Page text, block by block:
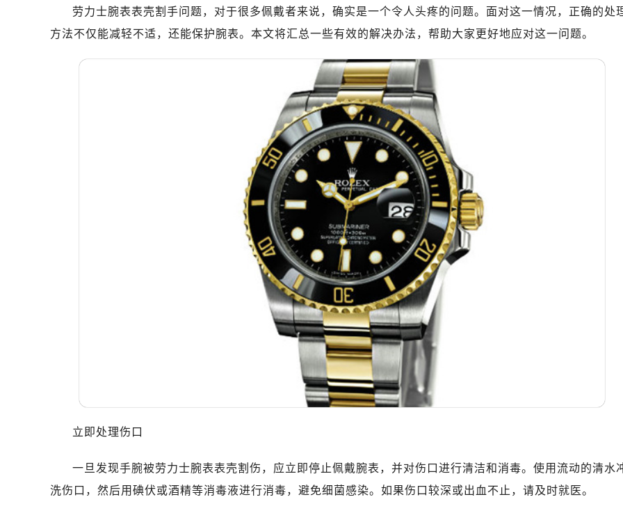
济南市历下区经十路11111号华润中心写字楼（万象城）15层1508室（需提前预约）
广州市天河区天河路230号万菱汇国际中心写字楼A塔7层704室（需提前预约）
深圳市罗湖区深南东路5001号华润大厦写字楼17层1701室（需提前预约）
惠州市惠城区江北文昌一路7号华贸大厦写字楼1座30层05室（需提前预约）
厦门市思明区湖滨东路95号华润大厦写字楼B座11层1104室（需提前预约）
福州市鼓楼区五四路128-1号恒力城写字楼15层03室（需提前预约）
成都市锦江区人民东路6号SAC东原中心写字楼24层2406B室（需提前预约）
重庆市江北区观音桥步行街2号融恒时代广场写字楼9层902室（需提前预约）
长沙市芙蓉区定王台街道建湘路393号世茂环球金融中心写字楼（芙蓉广场）10层13室（需提前预约
郑州市二七区铭功路10号华润大厦写字楼29层2905室（需提前预约）
太原市迎泽区解放路15号亨得利名表服务中心（品牌授权店）3层整层（需提前预约）
沈阳市沈河区中街路137号亨得利名表服务中心（品牌授权店）1层整层（需提前预约）
沈阳市沈河区中街路83号亨得利名表服务中心（品牌授权店）1层整层（需提前预约）
乌鲁木齐市天山区红山路26号时代广场（CCMALL）C座17层17-B（需提前预约）
温州市鹿城区锦绣路1067号置信广场10层1015室（需提前预约）
哈尔滨市道里区友谊西路600号富力中心T2座写字楼29层03室（需提前预约，营业时间：8:30-18:30
大连市中山区人民路15号国际金融大厦7层G室（需提前预约）
佛山市禅城区季华五路57号万科金融中心C座12层1205室（需提前预约）
东莞市东城街道鸿福东路1号民盈国贸中心T1写字楼9层907室（需提前预约）
无锡市梁溪区人民中路139号恒隆广场写字楼1座11层1104室（需提前预约）
苏州市苏州工业园区星港街199号苏州中心办公楼C座22层08室（需提前预约）
南宁市青秀区金湖路59号地王大厦12楼1224室（需提前预约）
合肥市蜀山区潜山路111号万象城华润大厦B座12楼03室（需提前预约）
劳力士腕表表壳割手问题，对于很多佩戴者来说，确实是一个令人头疼的问题。面对这一情况，正确的处
方法不仅能减轻不适，还能保护腕表。本文将汇总一些有效的解决办法，帮助大家更好地应对这一问题。
立即处理伤口
一旦发现手腕被劳力士腕表表壳割伤，应立即停止佩戴腕表，并对伤口进行清洁和消毒。使用流动的清水
洗伤口，然后用碘伏或酒精等消毒液进行消毒，避免细菌感染。如果伤口较深或出血不止，请及时就医。